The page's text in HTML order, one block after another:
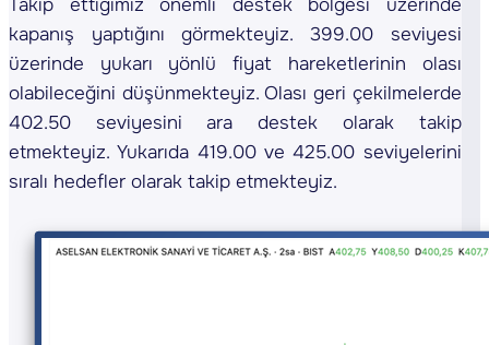
kapanış yaptığını görmekteyiz. 399.00 seviyesi
üzerinde yukarı yönlü fiyat hareketlerinin olası
olabileceğini düşünmekteyiz. Olası geri çekilmelerde
402.50 seviyesini ara destek olarak takip
etmekteyiz. Yukarıda 419.00 ve 425.00 seviyelerini
sıralı hedefler olarak takip etmekteyiz.